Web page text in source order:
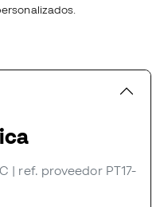
| ref. proveedor PT17-